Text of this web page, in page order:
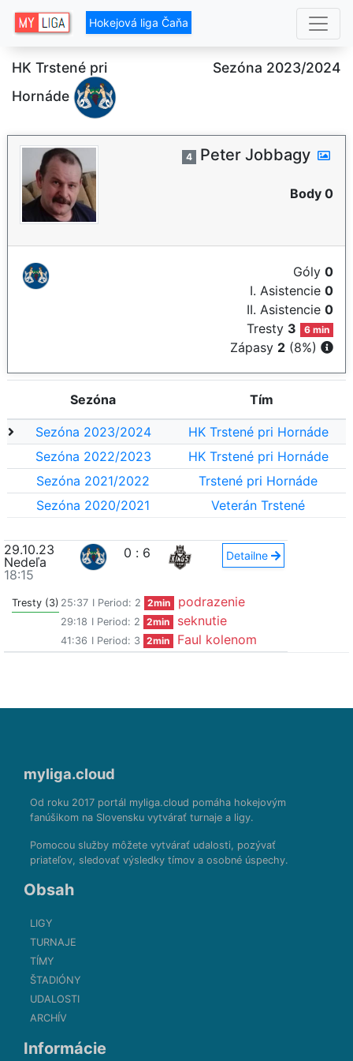
Hokejová liga Čaňa
HK Trstené pri
Hornáde
Sezóna 2023/2024
4 Peter Jobbagy
Body 0
Góly 0
I. Asistencie 0
II. Asistencie 0
Tresty 3 6 min
Zápasy 2 (8%)
Sezóna Tím
Sezóna 2023/2024
HK Trstené pri Hornáde
Sezóna 2022/2023
HK Trstené pri Hornáde
Sezóna 2021/2022
Trstené pri Hornáde
Sezóna 2020/2021
Veterán Trstené
29.10.23
Nedeľa
18:15
0 : 6 Detailne
Tresty (3) 25:37 I Period: 2 2min podrazenie
29:18 I Period: 2 2min seknutie
41:36 I Period: 3 2min Faul kolenom
myliga.cloud
Od roku 2017 portál myliga.cloud pomáha hokejovým
fanúšikom na Slovensku vytvárať turnaje a ligy.
Pomocou služby môžete vytvárať udalosti, pozývať
priateľov, sledovať výsledky tímov a osobné úspechy.
Obsah
LIGY
TURNAJE
TÍMY
ŠTADIÓNY
UDALOSTI
ARCHÍV
Informácie